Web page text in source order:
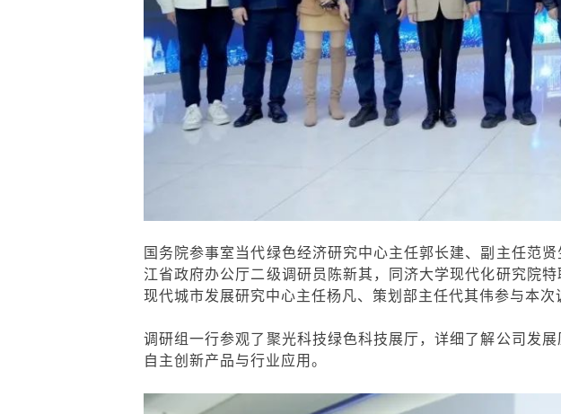
国务院参事室当代绿色经济研究中心主任郭长建、副主任范
江省政府办公厅二级调研员陈新其，同济大学现代化研究院
现代城市发展研究中心主任杨凡、策划部主任代其伟参与本次
调研组一行参观了聚光科技绿色科技展厅，详细了解公司发
自主创新产品与行业应用。